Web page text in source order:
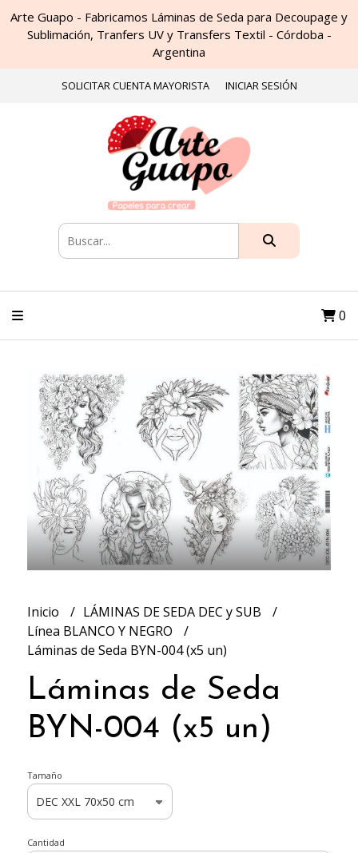
Arte Guapo - Fabricamos Láminas de Seda para Decoupage y
Sublimación, Tranfers UV y Transfers Textil - Córdoba -
Argentina
SOLICITAR CUENTA MAYORISTA INICIAR SESIÓN
0
Inicio
LÁMINAS DE SEDA DEC y SUB
Línea BLANCO Y NEGRO
Láminas de Seda BYN-004 (x5 un)
Láminas de Seda
BYN-004 (x5 un)
Tamaño
Cantidad